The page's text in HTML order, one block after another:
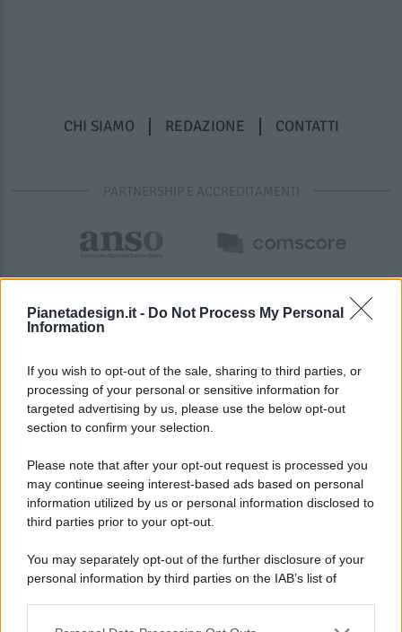
Pianetadesign.it - Do Not Process My Personal
Information
If you wish to opt-out of the sale, sharing to third parties, or
processing of your personal or sensitive information for
targeted advertising by us, please use the below opt-out
section to confirm your selection.
Please note that after your opt-out request is processed you
may continue seeing interest-based ads based on personal
information utilized by us or personal information disclosed to
third parties prior to your opt-out.
You may separately opt-out of the further disclosure of your
personal information by third parties on the IAB’s list of
CHI SIAMO REDAZIONE CONTATTI
PARTNERSHIP E ACCREDITAMENTI
© 2026 - Pianeta Design - P.IVA 04827280654 - Testata
Registrata Al Tribunale Di Nocera Inferiore N. 8/2020 - RG N.
ISCRIZIONE AL ROC N. 35792 – ISCRITTA ALL’ANSO
(ASSOCIAZIONE NAZIONALE STAMPA ONLINE)
PREFERENZE PRIVACY